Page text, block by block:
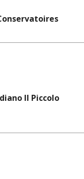
Il Piccolo